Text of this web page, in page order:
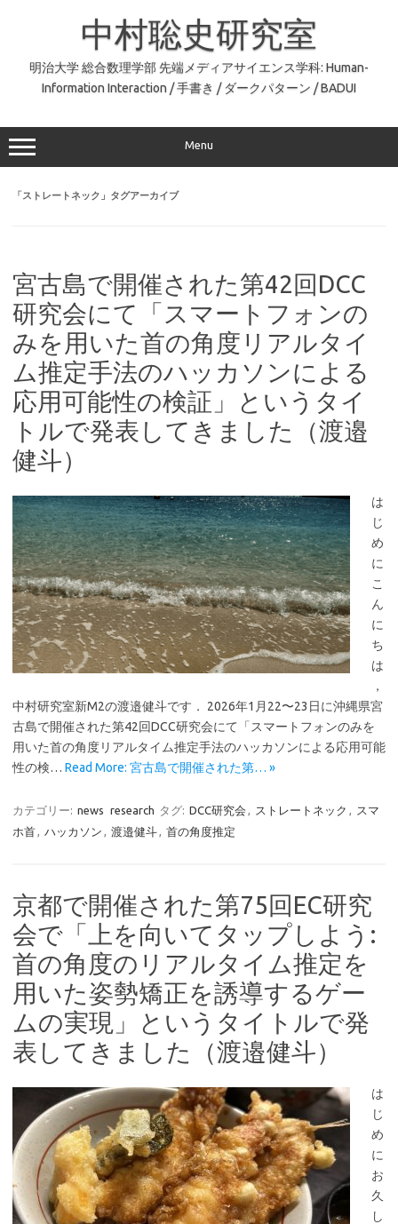
中村聡史研究室
明治大学 総合数理学部 先端メディアサイエンス学科: Human-
Information Interaction / 手書き / ダークパターン / BADUI
Menu
「ストレートネック 」タグアーカイブ
宮古島で開催された第42回DCC
研究会にて「スマートフォンの
みを用いた首の角度リアルタイ
ム推定手法のハッカソンによる
応用可能性の検証」というタイ
トルで発表してきました（渡邉
健斗）
は
じ
め
に
こ
ん
に
ち
は
，
中村研究室新M2の渡邉健斗です． 2026年1月22〜23日に沖縄県宮
古島で開催された第42回DCC研究会にて「スマートフォンのみを
用いた首の角度リアルタイム推定手法のハッカソンによる応用可能
性の検… Read More: 宮古島で開催された第… »
カテゴリー: news research タグ: DCC研究会 , ストレートネック , スマ
ホ首, ハッカソン , 渡邉健斗, 首の角度推定
京都で開催された第75回EC研究
会で「上を向いてタップしよう:
首の角度のリアルタイム推定を
用いた姿勢矯正を誘導するゲー
ムの実現」というタイトルで発
表してきました（渡邉健斗）
は
じ
め
に
お
久
し